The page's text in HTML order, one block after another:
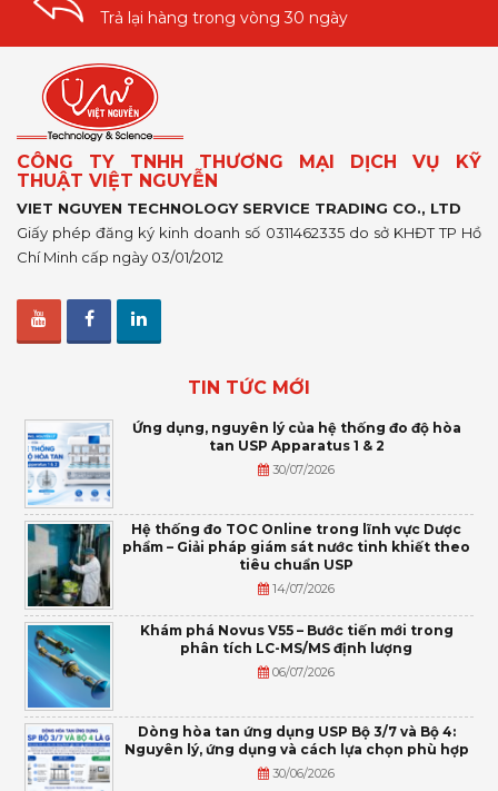
Trả lại hàng trong vòng 30 ngày
CÔNG TY TNHH THƯƠNG MẠI DỊCH VỤ KỸ
THUẬT VIỆT NGUYỄN
VIET NGUYEN TECHNOLOGY SERVICE TRADING CO., LTD
Giấy phép đăng ký kinh doanh số 0311462335 do sở KHĐT TP Hồ
Chí Minh cấp ngày 03/01/2012
TIN TỨC MỚI
Ứng dụng, nguyên lý của hệ thống đo độ hòa
tan USP Apparatus 1 & 2
30/07/2026
Hệ thống đo TOC Online trong lĩnh vực Dược
phẩm – Giải pháp giám sát nước tinh khiết theo
tiêu chuẩn USP
14/07/2026
Khám phá Novus V55 – Bước tiến mới trong
phân tích LC-MS/MS định lượng
06/07/2026
Dòng hòa tan ứng dụng USP Bộ 3/7 và Bộ 4:
Nguyên lý, ứng dụng và cách lựa chọn phù hợp
30/06/2026